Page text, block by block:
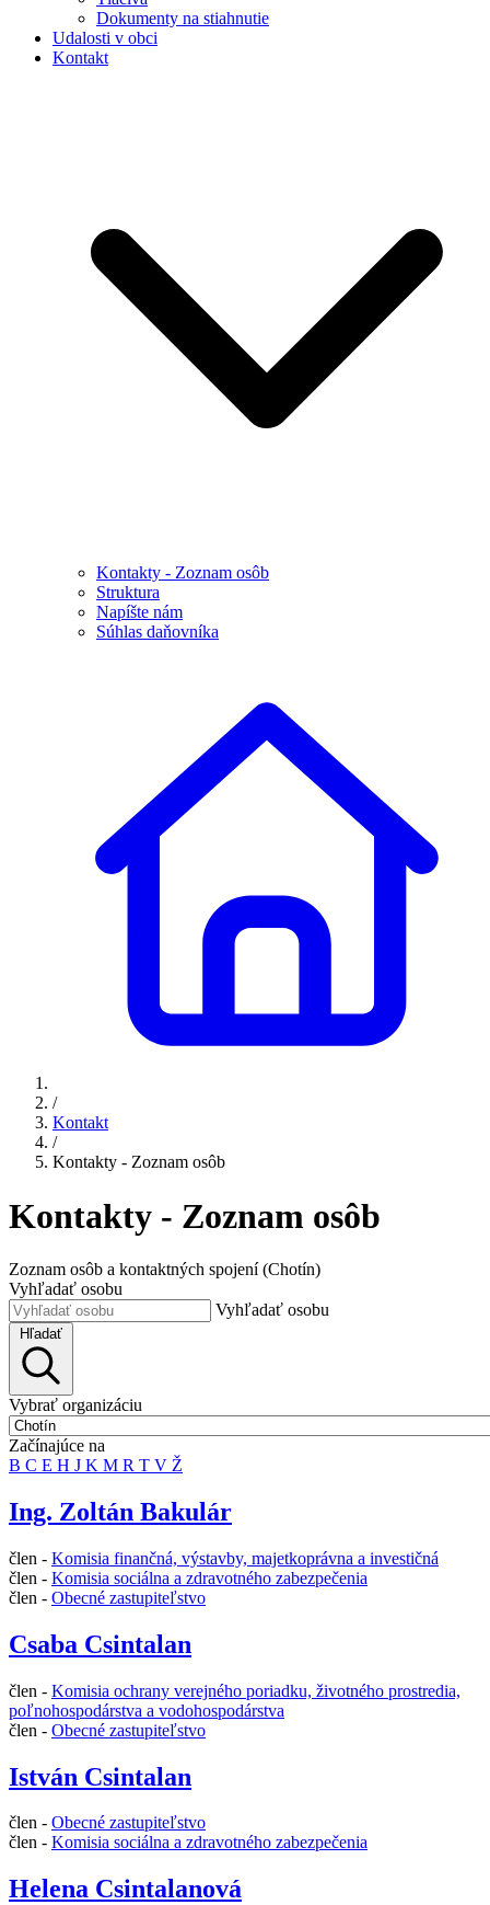
Dokumenty na stiahnutie
Udalosti v obci
Kontakt
Kontakty - Zoznam osôb
Struktura
Napíšte nám
Súhlas daňovníka
/
Kontakt
/
Kontakty - Zoznam osôb
Kontakty - Zoznam osôb
Zoznam osôb a kontaktných spojení (Chotín)
Vyhľadať osobu
Vyhľadať osobu
Hľadať
Vybrať organizáciu
Začínajúce na
B C E H J K M R T V Ž
Ing. Zoltán Bakulár
člen - Komisia finančná, výstavby, majetkoprávna a investičná
člen - Komisia sociálna a zdravotného zabezpečenia
člen - Obecné zastupiteľstvo
Csaba Csintalan
člen - Komisia ochrany verejného poriadku, životného prostredia,
poľnohospodárstva a vodohospodárstva
člen - Obecné zastupiteľstvo
István Csintalan
člen - Obecné zastupiteľstvo
člen - Komisia sociálna a zdravotného zabezpečenia
Helena Csintalanová